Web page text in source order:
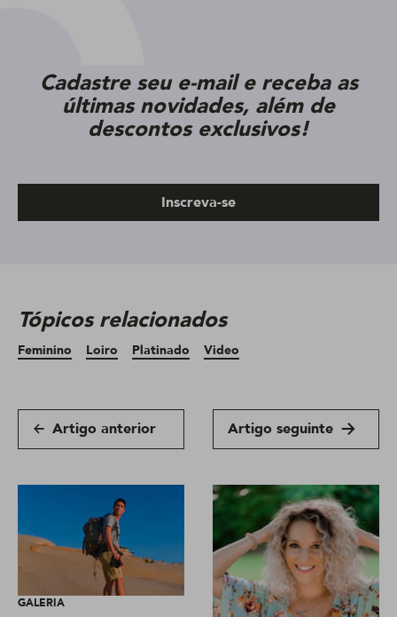
Cadastre seu e-mail e receba as
últimas novidades, além de
descontos exclusivos!
Inscreva-se
Tópicos relacionados
Feminino Loiro Platinado Video
Artigo anterior Artigo seguinte
GALERIA